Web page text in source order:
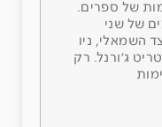
של ספרים.
של שני
השמאלי, ניו
ג׳ורנל. רק